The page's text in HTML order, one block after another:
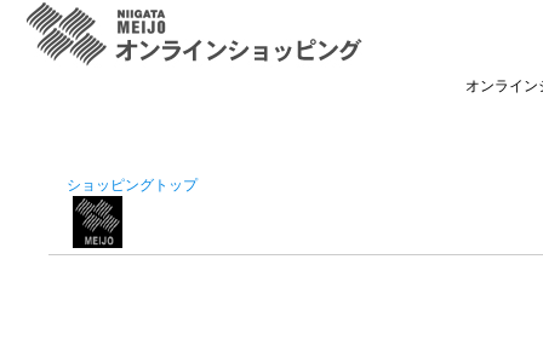
オンライ
ショッピングトップ